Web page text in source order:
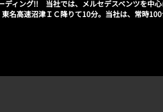
ディング!! 当社では、メルセデスベンツを中
名高速沼津ＩＣ降りて10分。当社は、常時